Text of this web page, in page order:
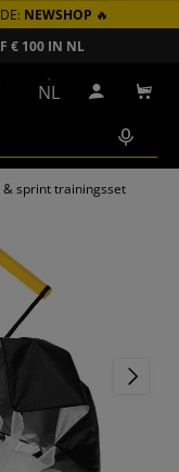
NEWSHOP 🔥
€ 100 IN NL
NL Inloggen
& sprint trainingsset